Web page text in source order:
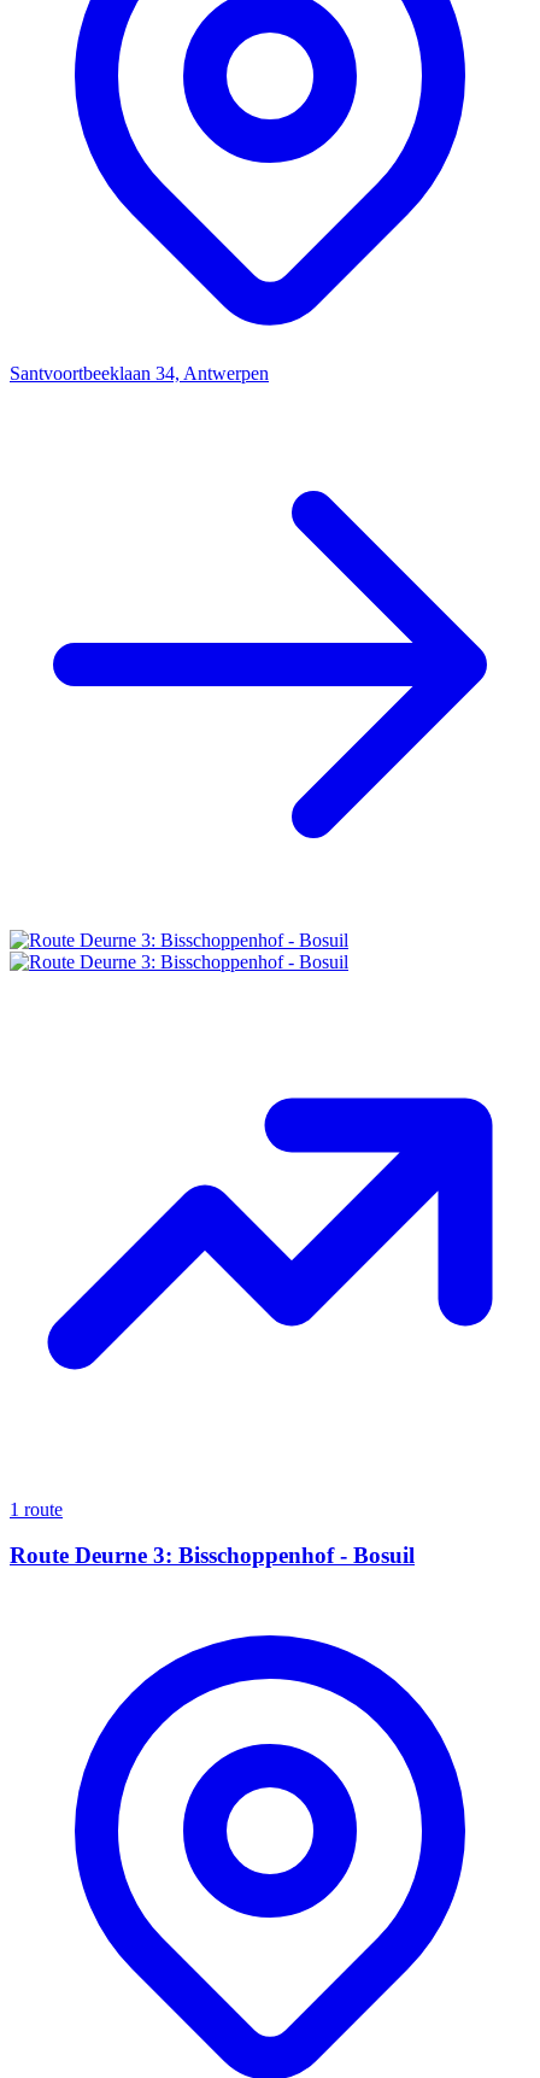
Santvoortbeeklaan 34, Antwerpen
1 route
Route Deurne 3: Bisschoppenhof - Bosuil